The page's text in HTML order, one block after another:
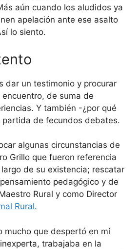
aún cuando los aludidos ya
apelación ante ese asalto
lo siento.
dar un testimonio y procurar
de suma de
Y también -¿por qué
partida de fecundos debates.
algunas circunstancias de
Grillo que fueron referencia
de su existencia; rescatar
pedagógico y de
Rural y como Director
Rural.
mucho que despertó en mí
trabajaba en la